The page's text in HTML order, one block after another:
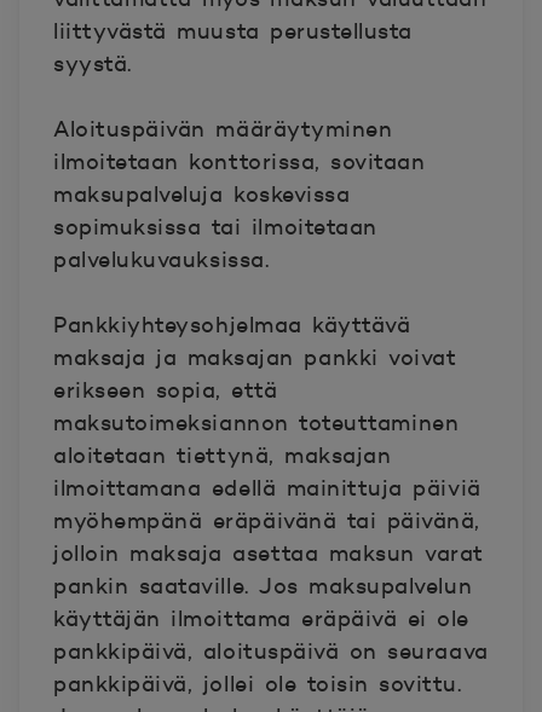
liittyvästä muusta perustellusta
syystä.
Aloituspäivän määräytyminen
ilmoitetaan konttorissa, sovitaan
maksupalveluja koskevissa
sopimuksissa tai ilmoitetaan
palvelukuvauksissa.
Pankkiyhteysohjelmaa käyttävä
maksaja ja maksajan pankki voivat
erikseen sopia, että
maksutoimeksiannon toteuttaminen
aloitetaan tiettynä, maksajan
ilmoittamana edellä mainittuja päiviä
myöhempänä eräpäivänä tai päivänä,
jolloin maksaja asettaa maksun varat
pankin saataville. Jos maksupalvelun
käyttäjän ilmoittama eräpäivä ei ole
pankkipäivä, aloituspäivä on seuraava
pankkipäivä, jollei ole toisin sovittu.